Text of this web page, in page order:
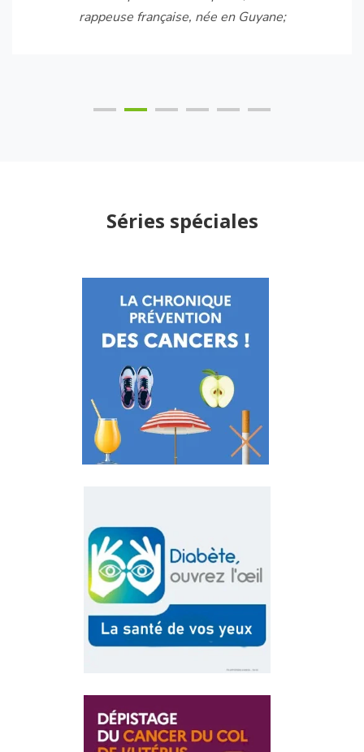
Séries spéciales
GESTES À
ADOPTER
QUOTIDIEN
POUR ÊTRE
EN BONNE
DIADÈTE
OUVVREZ
L'EIL LA
SANTÉ DES
VOS YEUX